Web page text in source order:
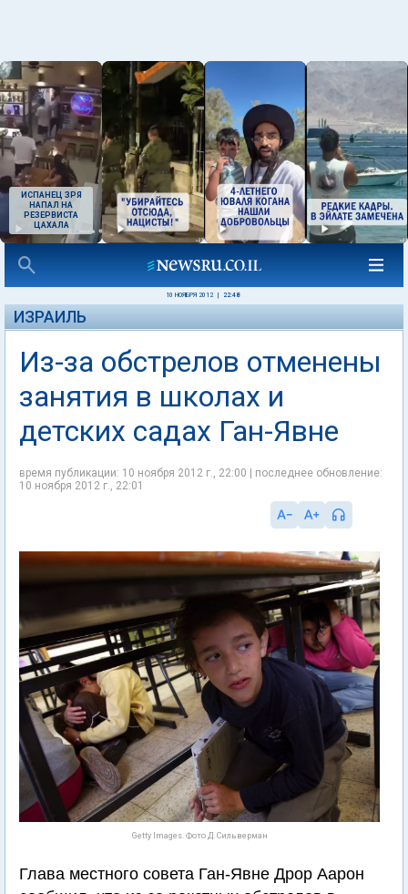
ИСПАНЕЦ ЗРЯ
НАПАЛ НА
РЕЗЕРВИСТА
ЦАХАЛА
10 НОЯБРЯ 2012 22:48
ИЗРАИЛЬ
Из-за обстрелов отменены
занятия в школах и
детских садах Ган-Явне
время публикации: 10 ноября 2012 г., 22:00 | последнее обновление:
10 ноября 2012 г., 22:01
Getty Images. Фото Д. Сильверман
Глава местного совета Ган-Явне Дрор Аарон